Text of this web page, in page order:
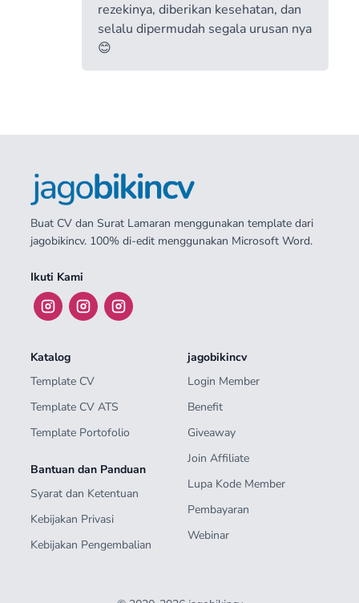
rezekinya, diberikan kesehatan, dan
selalu dipermudah segala urusan nya
😊
Buat CV dan Surat Lamaran menggunakan template dari
jagobikincv. 100% di-edit menggunakan Microsoft Word.
Ikuti Kami
Katalog
Template CV
Template CV ATS
Template Portofolio
jagobikincv
Login Member
Benefit
Giveaway
Join Affiliate
Lupa Kode Member
Pembayaran
Webinar
Bantuan dan Panduan
Syarat dan Ketentuan
Kebijakan Privasi
Kebijakan Pengembalian